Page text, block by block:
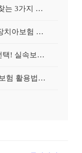
나에게 딱 맞는 실속보장치아보험 찾는 3가지 핵심 질문
치과 치료, 이제 부담 없이! 실속보장치아보험 가입 전략
2025년, 치아 건강 지키는 현명한 선택! 실속보장치아보험 가이드
2025년 꼭 알아야 할 실속보장치아보험 활용법: 숨겨진 혜택 찾기